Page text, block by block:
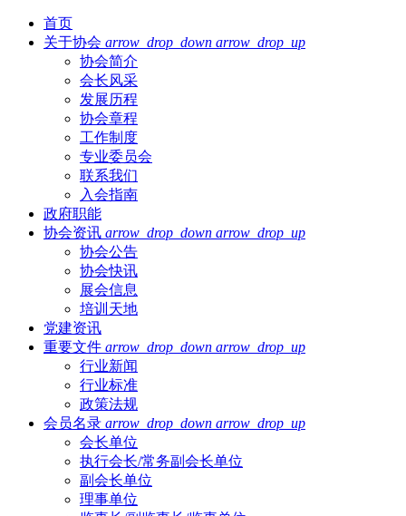
首页
关于协会 arrow_drop_down arrow_drop_up
协会简介
会长风采
发展历程
协会章程
工作制度
专业委员会
联系我们
入会指南
政府职能
协会资讯 arrow_drop_down arrow_drop_up
协会公告
协会快讯
展会信息
培训天地
党建资讯
重要文件 arrow_drop_down arrow_drop_up
行业新闻
行业标准
政策法规
会员名录 arrow_drop_down arrow_drop_up
会长单位
执行会长/常务副会长单位
副会长单位
理事单位